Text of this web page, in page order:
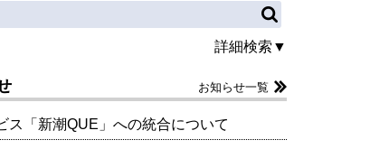
詳細検索▼
お知らせ一覧
ス「新潮QUE」への統合について